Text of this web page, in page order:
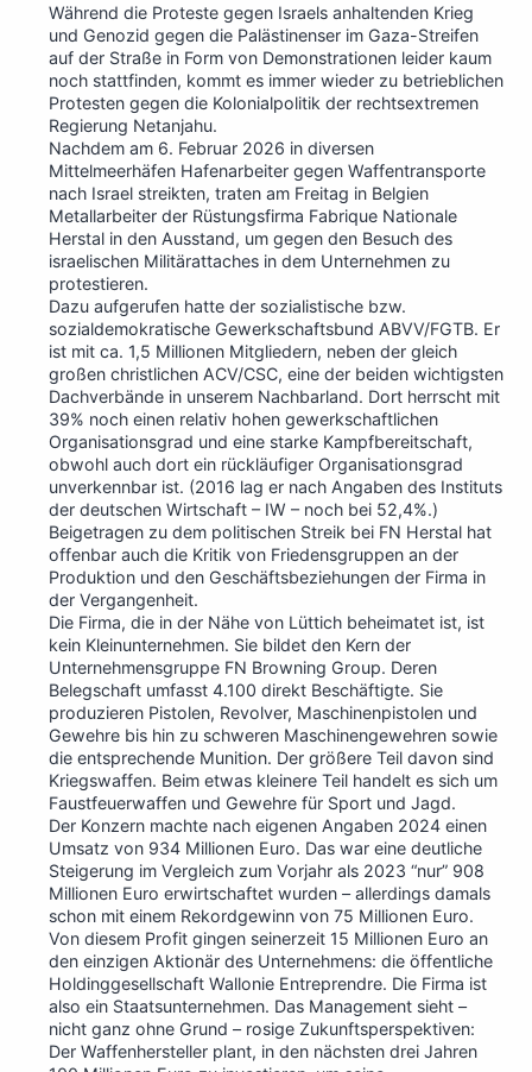
Während die Proteste gegen Israels anhaltenden Krieg
und Genozid gegen die Palästinenser im Gaza-Streifen
auf der Straße in Form von Demonstrationen leider kaum
noch stattfinden, kommt es immer wieder zu betrieblichen
Protesten gegen die Kolonialpolitik der rechtsextremen
Regierung Netanjahu.
Nachdem am 6. Februar 2026 in diversen
Mittelmeerhäfen Hafenarbeiter gegen Waffentransporte
nach Israel streikten, traten am Freitag in Belgien
Metallarbeiter der Rüstungsfirma Fabrique Nationale
Herstal in den Ausstand, um gegen den Besuch des
israelischen Militärattaches in dem Unternehmen zu
protestieren.
Dazu aufgerufen hatte der sozialistische bzw.
sozialdemokratische Gewerkschaftsbund ABVV/FGTB. Er
ist mit ca. 1,5 Millionen Mitgliedern, neben der gleich
großen christlichen ACV/CSC, eine der beiden wichtigsten
Dachverbände in unserem Nachbarland. Dort herrscht mit
39% noch einen relativ hohen gewerkschaftlichen
Organisationsgrad und eine starke Kampfbereitschaft,
obwohl auch dort ein rückläufiger Organisationsgrad
unverkennbar ist. (2016 lag er nach Angaben des Instituts
der deutschen Wirtschaft – IW – noch bei 52,4%.)
Beigetragen zu dem politischen Streik bei FN Herstal hat
offenbar auch die Kritik von Friedensgruppen an der
Produktion und den Geschäftsbeziehungen der Firma in
der Vergangenheit.
Die Firma, die in der Nähe von Lüttich beheimatet ist, ist
kein Kleinunternehmen. Sie bildet den Kern der
Unternehmensgruppe FN Browning Group. Deren
Belegschaft umfasst 4.100 direkt Beschäftigte. Sie
produzieren Pistolen, Revolver, Maschinenpistolen und
Gewehre bis hin zu schweren Maschinengewehren sowie
die entsprechende Munition. Der größere Teil davon sind
Kriegswaffen. Beim etwas kleinere Teil handelt es sich um
Faustfeuerwaffen und Gewehre für Sport und Jagd.
Der Konzern machte nach eigenen Angaben 2024 einen
Umsatz von 934 Millionen Euro. Das war eine deutliche
Steigerung im Vergleich zum Vorjahr als 2023 “nur” 908
Millionen Euro erwirtschaftet wurden – allerdings damals
schon mit einem Rekordgewinn von 75 Millionen Euro.
Von diesem Profit gingen seinerzeit 15 Millionen Euro an
den einzigen Aktionär des Unternehmens: die öffentliche
Holdinggesellschaft Wallonie Entreprendre. Die Firma ist
also ein Staatsunternehmen. Das Management sieht –
nicht ganz ohne Grund – rosige Zukunftsperspektiven:
Der Waffenhersteller plant, in den nächsten drei Jahren